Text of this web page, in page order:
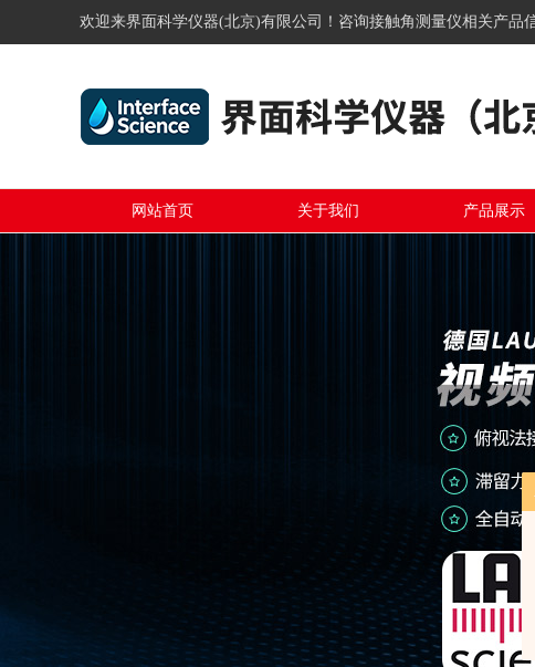
欢迎来界面科学仪器(北京)有限公司！咨询接触角测量仪相关产品
网站首页 关于我们 产品展示